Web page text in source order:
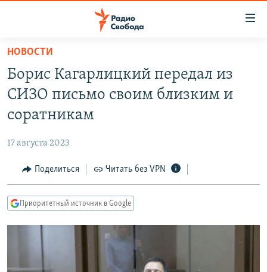
упрощенного
доступа
Вернуться
основному
Вернутся
Вернутся
ПОДКАСТЫ
МНЕНИЯ
КУЛЬТУРА
КАВКАЗ.РЕАЛИИ
СЕВЕР.РЕАЛИИ
СИБИРЬ.РЕАЛИИ
НОВОСТИ
Борис Кагарлицкий передал из
СИЗО письмо своим близким и
соратникам
17 августа 2023
Поделиться Читать без VPN
Приоритетный источник в Google